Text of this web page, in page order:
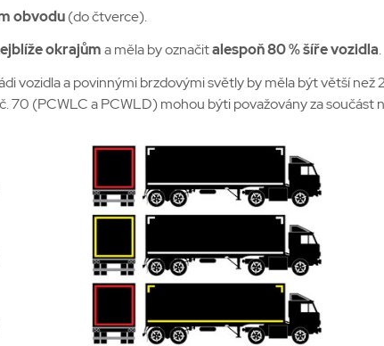
obvodu(do čtverce).
okrajůma měla by označitalespoň 80 % šíře vozidla.
vozidla a povinnými brzdovými světly by měla být větší
70 (PCWLC a PCWLD) mohou býti považovány za součást